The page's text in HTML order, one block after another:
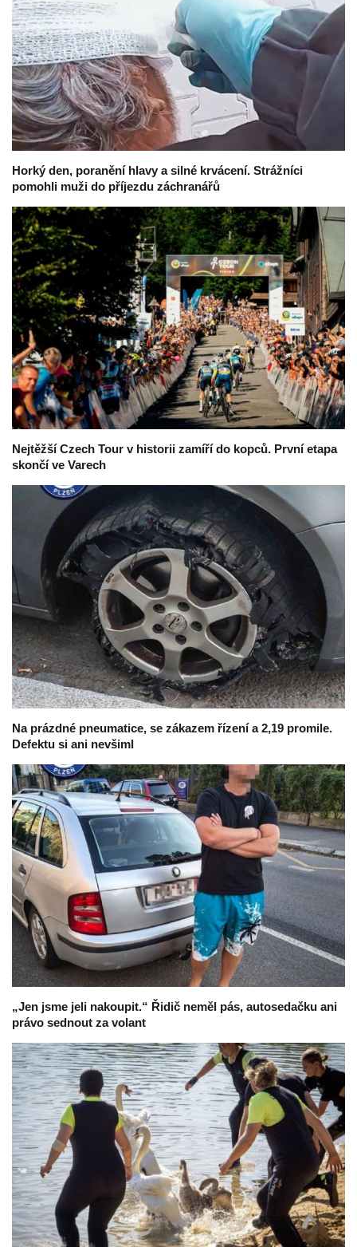
Horký den, poranění hlavy a silné krvácení. Strážníci
pomohli muži do příjezdu záchranářů
Nejtěžší Czech Tour v historii zamíří do kopců. První etapa
skončí ve Varech
Na prázdné pneumatice, se zákazem řízení a 2,19 promile.
Defektu si ani nevšiml
„Jen jsme jeli nakoupit.“ Řidič neměl pás, autosedačku ani
právo sednout za volant